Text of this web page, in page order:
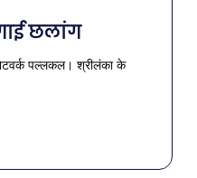
छलांग
पल्लकल। श्रीलंका के